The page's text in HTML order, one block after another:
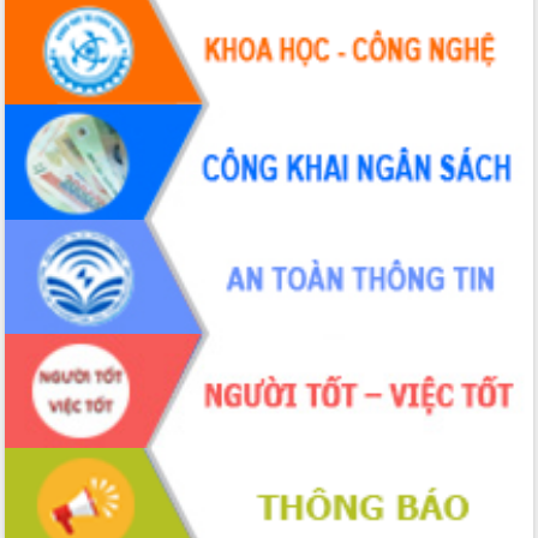
hiện nhiệm vụ quản lý tài sản công
hàng tuần
Tháo gỡ những vướng mắc, đẩy mạnh
công tác cải cách thủ tục hành chính
tại Trung tâm Phục vụ hành chính
công tỉnh
Đắk Lắk: Tôn vinh 46 giải pháp tại Hội
thi Sáng tạo Kỹ thuật 2024 - 2025
Đắk Lắk rà soát, điều chỉnh Đề án 190
về phát triển nuôi trồng thủy sản
Phó Chủ tịch UBND tỉnh Đắk Lắk
Trương Công Thái kiểm tra thực địa
Dự án cao tốc Khánh Hòa - Buôn Ma
Thuột
Định vị cà phê Việt Nam như một “di
sản sống” trong dòng chảy toàn cầu
Xây dựng nông thôn mới: Nâng cao đời
sống người dân từ những mô hình thiết
thực
Quyết liệt tháo gỡ vướng mắc, đẩy